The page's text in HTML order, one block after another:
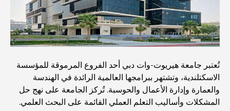
أفضل المدارس القريبة من داماك هيلز 2: دليل للعائلات
أفضل المطاعم الهندية في دبي: رحلة طهي
اكتشف ممشى نخلة جميرا: جولة بين الفخامة والإطلالات الخلابة
تُعتبر جامعة هيريوت-وات دبي أحد الفروع المرموقة للمؤسسة
الاسكتلندية، وتشتهر ببرامجها العالمية الرائدة في الهندسة
والعمارة وإدارة الأعمال والحوسبة. تُركز الجامعة على نهج حل
المشكلات وأساليب التعلم العملي القائمة على البحث العلمي.